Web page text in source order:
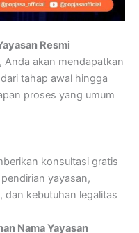
Resmi
, Anda akan mendapatkan
tahap awal hingga
proses yang umum
konsultasi gratis
yayasan,
dan kebutuhan legalitas
Nama Yayasan